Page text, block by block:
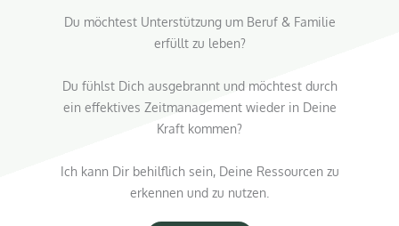
Du möchtest Unterstützung um Beruf & Familie
erfüllt zu leben?
Du fühlst Dich ausgebrannt und möchtest durch
ein effektives Zeitmanagement wieder in Deine
Kraft kommen?
Ich kann Dir behilflich sein, Deine Ressourcen zu
erkennen und zu nutzen.